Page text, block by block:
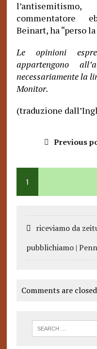
commentatore
Beinart, ha “perso la
Le opinioni
appartengono
necessariamente la
Monitor.
(traduzione
Previous
1
riceviamo da
pubblichiamo |
Comments are